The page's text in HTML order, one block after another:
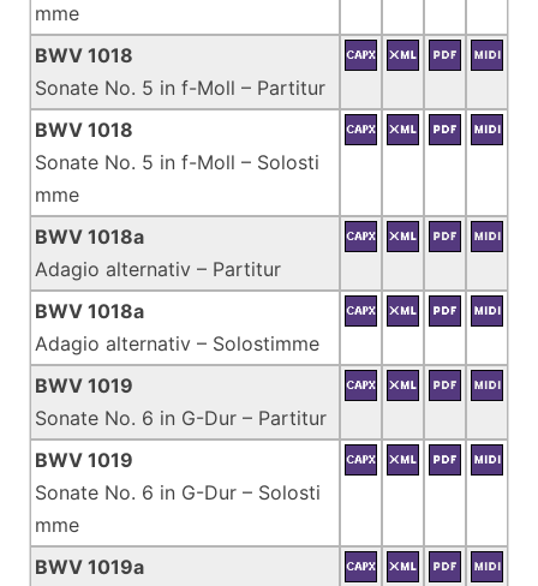
mme
BWV 1018
Sonate No. 5 in f-Moll – Partitur
BWV 1018
Sonate No. 5 in f-Moll – Solosti
mme
BWV 1018a
Adagio alternativ – Partitur
BWV 1018a
Adagio alternativ – Solostimme
BWV 1019
Sonate No. 6 in G-Dur – Partitur
BWV 1019
Sonate No. 6 in G-Dur – Solosti
mme
BWV 1019a